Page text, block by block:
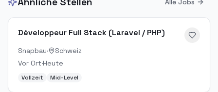
Alle Jobs
Développeur Full Stack (Laravel / PHP)
Snapbau·
Schweiz
Vor Ort·Heute
Vollzeit Mid-Level